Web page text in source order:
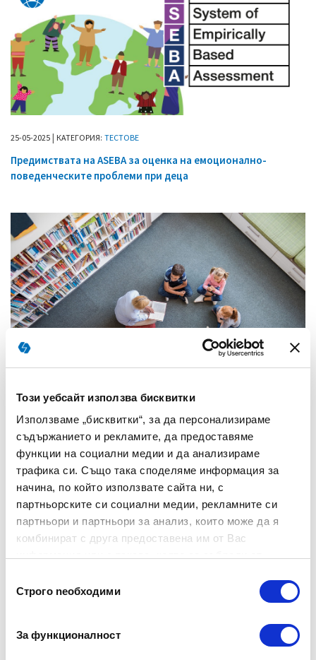
Този уебсайт използва бисквитки
Използваме „бисквитки“, за да персонализираме
съдържанието и рекламите, да предоставяме
функции на социални медии и да анализираме
трафика си. Също така споделяме информация за
начина, по който използвате сайта ни, с
партньорските си социални медии, рекламните си
партньори и партньори за анализ, които може да я
комбинират с друга предоставена им от Вас
наСтрого nеобходими
За функционалност
25-05-2025 | КАТЕГОРИЯ: ТЕСТОВЕ
Предимствата на ASEBA за оценка на емоционално-
поведенческите проблеми при деца
ИРОПК-МОН
05- КАТЕГОРИЯ: